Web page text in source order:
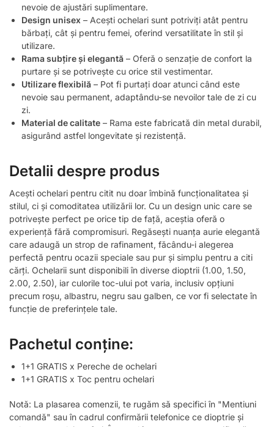
nevoie de ajustări suplimentare.
Design unisex – Acești ochelari sunt potriviți atât pentru
bărbați, cât și pentru femei, oferind versatilitate în stil și
utilizare.
Rama subțire și elegantă – Oferă o senzație de confort la
purtare și se potrivește cu orice stil vestimentar.
Utilizare flexibilă – Pot fi purtați doar atunci când este
nevoie sau permanent, adaptându-se nevoilor tale de zi cu
zi.
Material de calitate – Rama este fabricată din metal durabil,
asigurând astfel longevitate și rezistență.
Detalii despre produs
Acești ochelari pentru citit nu doar îmbină funcționalitatea și
stilul, ci și comoditatea utilizării lor. Cu un design unic care se
potrivește perfect pe orice tip de față, aceștia oferă o
experiență fără compromisuri. Regăsești nuanța aurie elegantă
care adaugă un strop de rafinament, făcându-i alegerea
perfectă pentru ocazii speciale sau pur și simplu pentru a citi
cărți. Ochelarii sunt disponibili în diverse dioptrii (1.00, 1.50,
2.00, 2.50), iar culorile toc-ului pot varia, inclusiv opțiuni
precum roșu, albastru, negru sau galben, ce vor fi selectate în
funcție de preferințele tale.
Pachetul conține:
1+1 GRATIS x Pereche de ochelari
1+1 GRATIS x Toc pentru ochelari
Notă: La plasarea comenzii, te rugăm să specifici în "Mentiuni
comandă" sau în cadrul confirmării telefonice ce dioptrie și